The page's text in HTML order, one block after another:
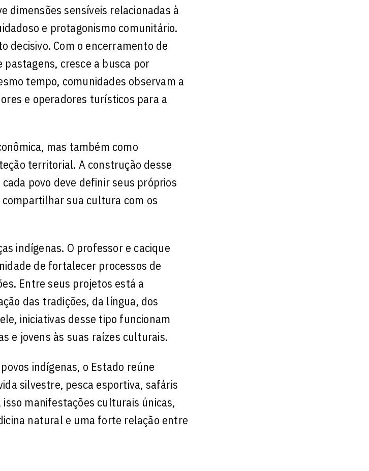
sensíveis relacionadas à
e protagonismo comunitário.
decisivo. Com o encerramento de
cresce a busca por
tempo, comunidades observam a
e operadores turísticos para a
mas também como
territorial. A construção desse
povo deve definir seus próprios
sua cultura com os
indígenas. O professor e cacique
de fortalecer processos de
Entre seus projetos está a
das tradições, da língua, dos
iniciativas desse tipo funcionam
e jovens às suas raízes culturais.
indígenas, o Estado reúne
silvestre, pesca esportiva, safáris
manifestações culturais únicas,
natural e uma forte relação entre